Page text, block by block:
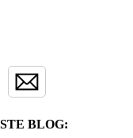
BLOG: